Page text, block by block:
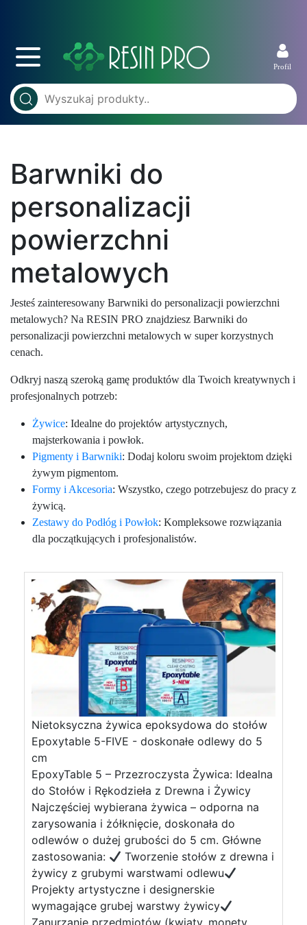
Profil
Barwniki do
personalizacji
powierzchni
metalowych
Jesteś zainteresowany Barwniki do personalizacji powierzchni
metalowych? Na RESIN PRO znajdziesz Barwniki do
personalizacji powierzchni metalowych w super korzystnych
cenach.
Odkryj naszą szeroką gamę produktów dla Twoich kreatywnych i
profesjonalnych potrzeb:
Żywice: Idealne do projektów artystycznych,
majsterkowania i powłok.
Pigmenty i Barwniki: Dodaj koloru swoim projektom dzięki
żywym pigmentom.
Formy i Akcesoria: Wszystko, czego potrzebujesz do pracy z
żywicą.
Zestawy do Podłóg i Powłok: Kompleksowe rozwiązania
dla początkujących i profesjonalistów.
Nietoksyczna żywica epoksydowa do stołów
Epoxytable 5-FIVE - doskonałe odlewy do 5
cm
EpoxyTable 5 – Przezroczysta Żywica: Idealna
do Stołów i Rękodzieła z Drewna i Żywicy
Najczęściej wybierana żywica – odporna na
zarysowania i żółknięcie, doskonała do
odlewów o dużej grubości do 5 cm. Główne
zastosowania:
Tworzenie stołów z drewna i
żywicy z grubymi warstwami odlewu
Projekty artystyczne i designerskie
wymagające grubej warstwy żywicy
Zanurzanie przedmiotów (kwiaty, monety,